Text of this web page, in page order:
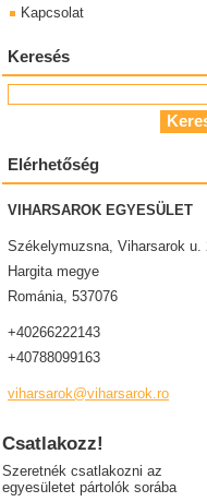
Kapcsolat
Keresés
Elérhetőség
VIHARSAROK EGYESÜLET
Székelymuzsna, Viharsarok u.
Hargita megye
Románia, 537076
+40266222143
+40788099163
viharsarok@viharsarok.ro
Csatlakozz!
Szeretnék csatlakozni az
egyesületet pártolók sorába